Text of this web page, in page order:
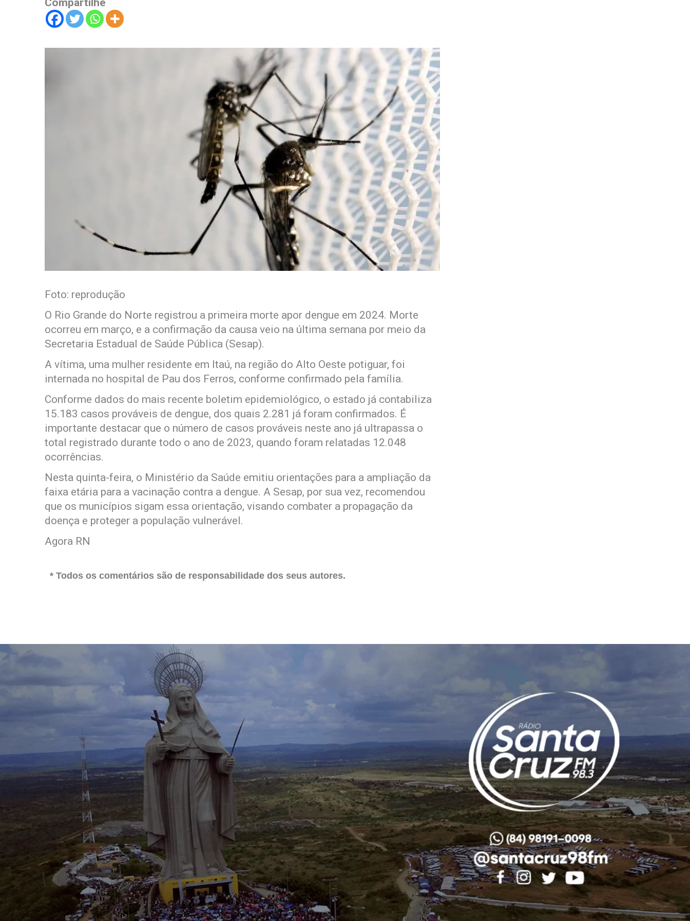
Compartilhe
Foto: reprodução
O Rio Grande do Norte registrou a primeira morte apor dengue em 2024. Morte
ocorreu em março, e a confirmação da causa veio na última semana por meio da
Secretaria Estadual de Saúde Pública (Sesap).
A vítima, uma mulher residente em Itaú, na região do Alto Oeste potiguar, foi
internada no hospital de Pau dos Ferros, conforme confirmado pela família.
Conforme dados do mais recente boletim epidemiológico, o estado já contabiliza
15.183 casos prováveis de dengue, dos quais 2.281 já foram confirmados. É
importante destacar que o número de casos prováveis neste ano já ultrapassa o
total registrado durante todo o ano de 2023, quando foram relatadas 12.048
ocorrências.
Nesta quinta-feira, o Ministério da Saúde emitiu orientações para a ampliação da
faixa etária para a vacinação contra a dengue. A Sesap, por sua vez, recomendou
que os municípios sigam essa orientação, visando combater a propagação da
doença e proteger a população vulnerável.
Agora RN
* Todos os comentários são de responsabilidade dos seus autores.